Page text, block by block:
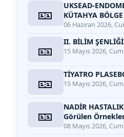
🎫
UKSEAD-
KÜTAHYA
06 Haziran 2026,
🎫 II. BİLİM ŞENLİĞİ:
15 Mayıs 2026,
🎫 TİYATRO
15 Mayıs 2026,
🎫
NADİR
Görülen
08 Mayıs 2026,